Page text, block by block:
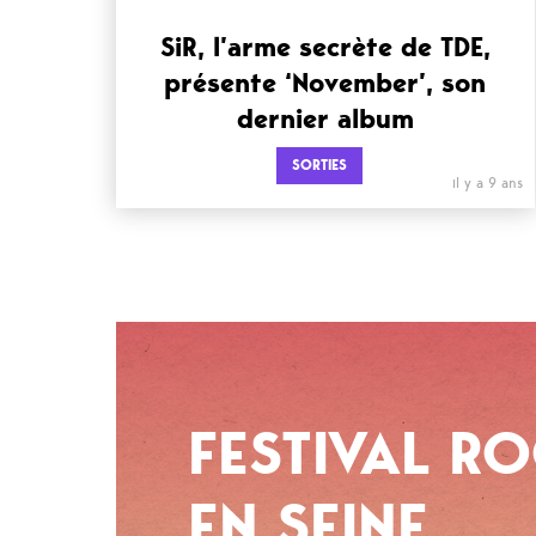
SiR, l’arme secrète de TDE,
présente ‘November’, son
dernier album
SORTIES
il y a 9 ans
FESTIVAL